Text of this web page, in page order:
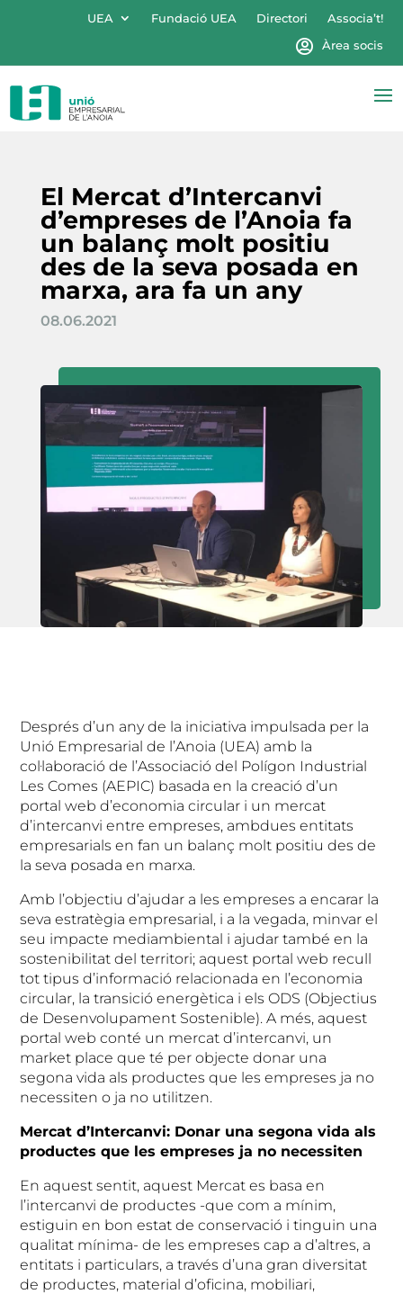
UEA Fundació UEA Directori
Associa’t!
Àrea socis
El Mercat d’Intercanvi
d’empreses de l’Anoia fa
un balanç molt positiu
des de la seva posada en
marxa, ara fa un any
08.06.2021
Després d’un any de la iniciativa impulsada per la
Unió Empresarial de l’Anoia (UEA) amb la
col·laboració de l’Associació del Polígon Industrial
Les Comes (AEPIC) basada en la creació d’un
portal web d’economia circular i un mercat
d’intercanvi entre empreses, ambdues entitats
empresarials en fan un balanç molt positiu des de
la seva posada en marxa.
Amb l’objectiu d’ajudar a les empreses a encarar la
seva estratègia empresarial, i a la vegada, minvar el
seu impacte mediambiental i ajudar també en la
sostenibilitat del territori; aquest portal web recull
tot tipus d’informació relacionada en l’economia
circular, la transició energètica i els ODS (Objectius
de Desenvolupament Sostenible). A més, aquest
portal web conté un mercat d’intercanvi, un
market place que té per objecte donar una
segona vida als productes que les empreses ja no
necessiten o ja no utilitzen.
Mercat d’Intercanvi: Donar una segona vida als
productes que les empreses ja no necessiten
En aquest sentit, aquest Mercat es basa en
l’intercanvi de productes -que com a mínim,
estiguin en bon estat de conservació i tinguin una
qualitat mínima- de les empreses cap a d’altres, a
entitats i particulars, a través d’una gran diversitat
de productes, material d’oficina, mobiliari,